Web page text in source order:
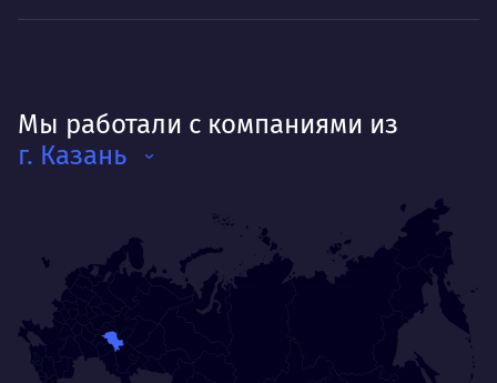
Мы работали с компаниями из
г. Казань